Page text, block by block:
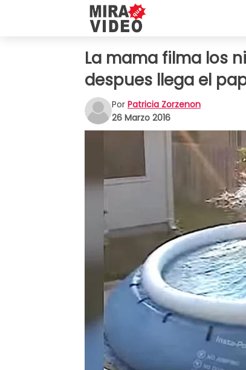
La mama filma los
despues llega el
Por Patricia Zorzenon
26 Marzo 2016